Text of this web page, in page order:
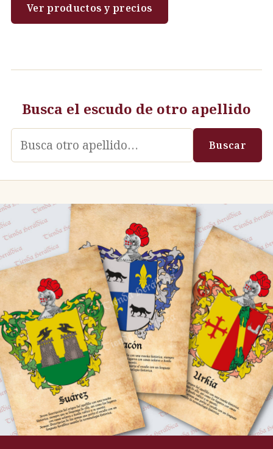
Ver productos y precios
Busca el escudo de otro apellido
Buscar